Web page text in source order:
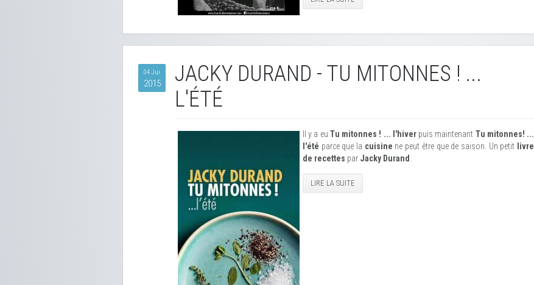
04 Jui
2015
JACKY DURAND - TU MITONNES ! ...
L'ÉTÉ
Il y a eu Tu mitonnes ! ... l'hiverpuis maintenant Tu mitonnes! ...
l'été parce que la cuisine ne peut être que de saison. Un petit
livre
de recettes par Jacky Durand
LIRE LA SUITE